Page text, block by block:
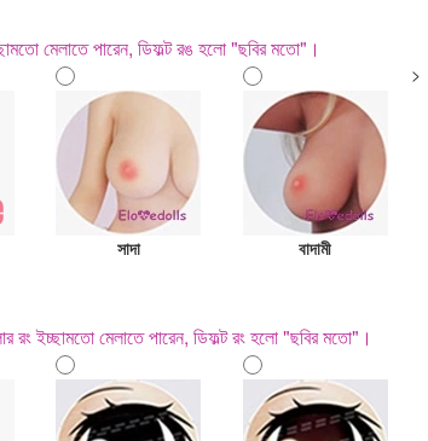
মেলাতে পারেন, ডিফল্ট রঙ হলো "ছবির মতো"।
সাদা বাদামী
রং ইচ্ছামতো মেলাতে পারেন, ডিফল্ট রং হলো "ছবির মতো"।
>